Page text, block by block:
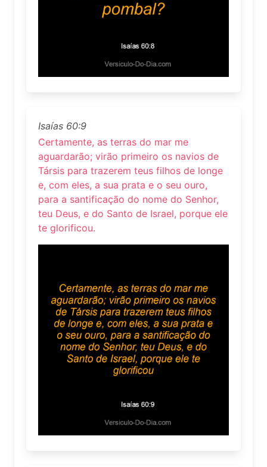
Isaías 60:9
Certamente, as terras do mar me
aguardarão; virão primeiro os navios de
Társis para trazerem teus filhos de longe
e, com eles, a sua prata e o seu ouro,
para a santificação do nome do Senhor,
teu Deus, e do Santo de Israel, porque ele
te glorificou.